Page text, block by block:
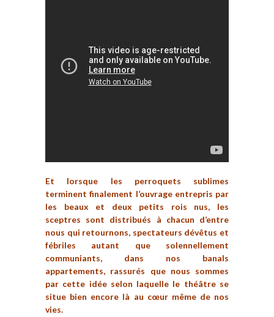
Et lorsque les perroquets sublimes
terminent finalement l’ouvrage entrepris par
les beaux et deux petits rois nus, les
sceptres sont distribués à chacun d’entre
nous qui retournons, spectateurs dévêtus et
fébriles autant que solennellement
communiants, dans nos banals
appartements, rassurés que nous sommes
par cette idée selon laquelle le théâtre se
situe bien encore là au cœur même de nos
vies.